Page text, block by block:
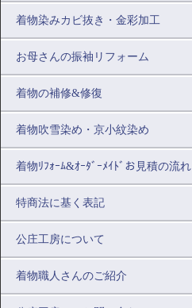
着物染みカビ抜き・金彩加工
お母さんの振袖リフォーム
着物の補修&修復
着物吹雪染め・京小紋染め
着物ﾘﾌｫｰﾑ&ｵｰﾀﾞｰﾒｲﾄﾞお見積の流れ
特商法に基く表記
公庄工房について
着物職人さんのご紹介